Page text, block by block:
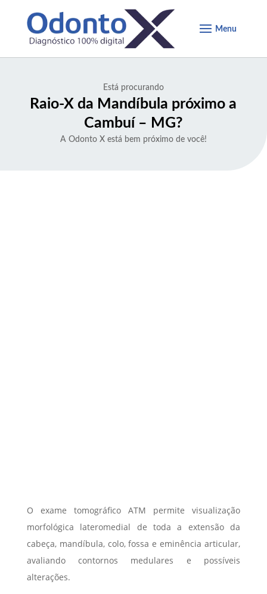
Está procurando
Raio-X da Mandíbula próximo a
Cambuí – MG?
A Odonto X está bem próximo de você!
O exame tomográfico ATM permite visualização
morfológica lateromedial de toda a extensão da
cabeça, mandíbula, colo, fossa e eminência articular,
avaliando contornos medulares e possíveis
alterações.